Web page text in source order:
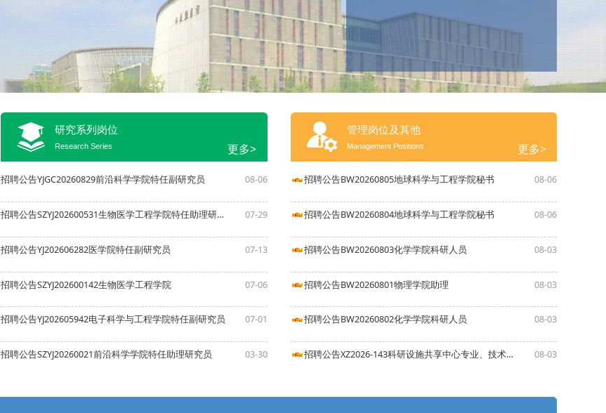
研究系列岗位
Research Series 更多>
招聘公告YJGC20260829前沿科学学院特任副研究员 08-06
招聘公告SZYJ202600531生物医学工程学院特任助理研究员 07-29
招聘公告YJ202606282医学院特任副研究员 07-13
招聘公告SZYJ202600142生物医学工程学院 07-06
招聘公告YJ202605942电子科学与工程学院特任副研究员 07-01
招聘公告SZYJ20260021前沿科学学院特任助理研究员 03-30
管理岗位及其他
Management Positions 更多>
招聘公告BW20260805地球科学与工程学院秘书 08-06
招聘公告BW20260804地球科学与工程学院秘书 08-06
招聘公告BW20260803化学学院科研人员 08-03
招聘公告BW20260801物理学院助理 08-03
招聘公告BW20260802化学学院科研人员 08-03
招聘公告XZ2026-143科研设施共享中心专业、技术人员 08-03